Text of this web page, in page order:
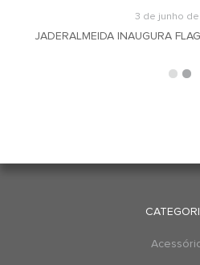
3 de junho
JADERALMEIDA INAUGURA